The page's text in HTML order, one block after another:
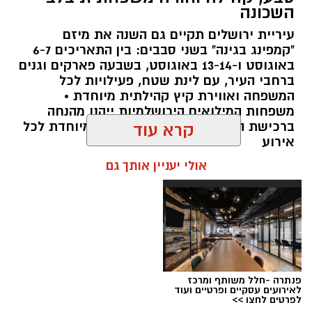
תגים:פארק המים
עיריית ירושלים, באמצעות החברה העירונית
"אריאל", מרעננת את הקיץ הירושלמי עם ארנה
PARK - פארק המים האתגרי של ירושלים, שייפתח
היום (ג', 28 ביולי ) בהיכל הפיס ארנה בירושלים.
הפארק החדש יתפרס על פני שני מתחמים
מרכזיים, מתחם חיצוני פתוח ומתחם פנימי מקורה.
המתחם החיצוני יכלול מגוון מתנפחי ענק של
חווייתית לכל המשפחה. בחלל הפנימי של היכל
הפיס ארנה יוקם מתחם מתקנים אתגריים ייחודי
מעל לבריכות מים, שיעניק לילדים ובני נוער חוויה
ספורטיבית, אקטיבית ומלאת אדרנלין.
ארנה PARK יפעל עד סוף חופשת הקיץ. שעות
השכונה
עיריית ירושלים תקיים גם השנה את מיזם
"קמפינג בגינה" בשני סבבים: בין התאריכים 6-7
באוגוסט ו-13-14 באוגוסט, בשבעה פארקים וגנים
ברחבי העיר, עם לינת שטח, פעילויות לכל
המשפחה ואווירת קיץ קהילתית מיוחדת •
משפחות המילואים הירושלמיות ייהנו מהנחה
ברכישת הכרטיסים ושמירת הקצאה מיוחדת לכל
אירוע
קרא עוד
אולי יעניין אותך גם
פנתרה -חלל משותף ומרכז
לאירועים עסקיים ופרטיים ועוד
לפרטים לחצו >>